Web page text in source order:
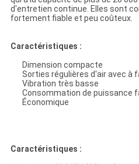
d'entretien continue. Elles sont
fortement fiable et peu coûteux.
Caractéristiques :
Dimension compacte
Sorties régulières d'air avec à
Vibration très basse
Consommation de puissance
Économique
Caractéristiques :